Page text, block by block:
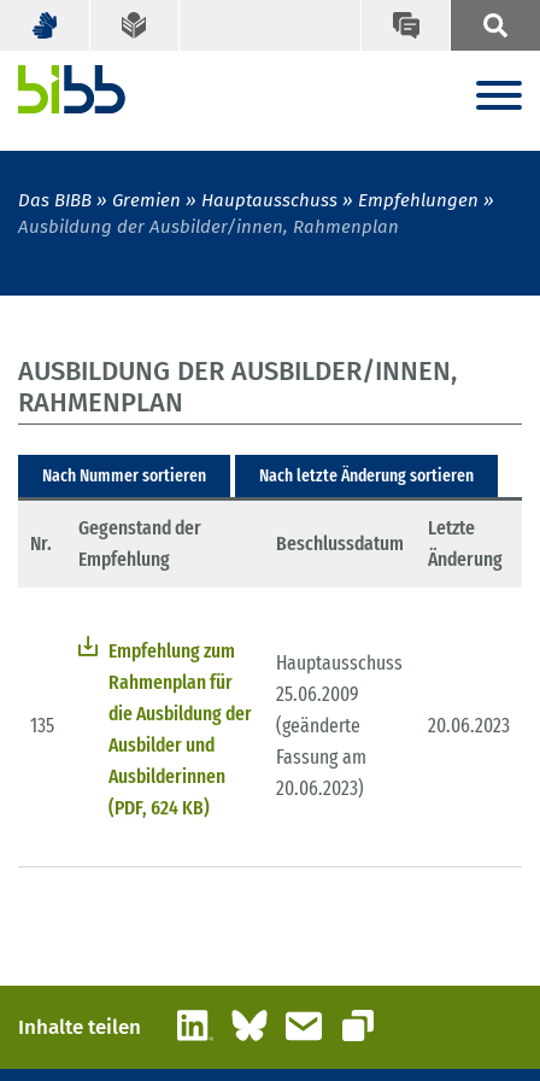
Das BIBB Gremien Hauptausschuss
Empfehlungen
Ausbildung der Ausbilder/innen, Rahmenplan
AUSBILDUNG DER AUSBILDER/INNEN,
RAHMENPLAN
Nach Nummer sortieren Nach letzte Änderung sortieren
Nr.
Gegenstand der
Empfehlung
Beschlussdatum
Letzte
Änderung
135
Empfehlung zum
Rahmenplan für
die Ausbildung der
Ausbilder und
Ausbilderinnen
(PDF, 624 KB)
Hauptausschuss
25.06.2009
(geänderte
Fassung am
20.06.2023)
20.06.2023
Inhalte teilen LinkedInBlueskyE-Mail
Link kopieren